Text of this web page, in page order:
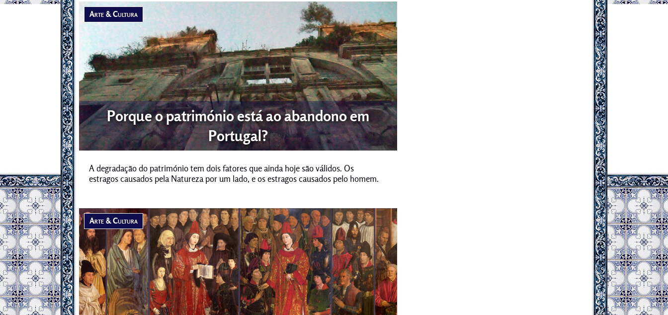
Porque o património está ao abandono em
Portugal?
A degradação do património tem dois fatores que ainda hoje são válidos. Os
estragos causados pela Natureza por um lado, e os estragos causados pelo homem.
Arte & Cultura
Arte & Cultura